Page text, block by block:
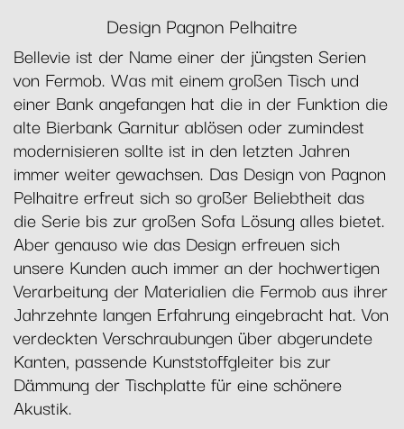
Design Pagnon Pelhaitre
Bellevie ist der Name einer der jüngsten Serien
von Fermob. Was mit einem großen Tisch und
einer Bank angefangen hat die in der Funktion die
alte Bierbank Garnitur ablösen oder zumindest
modernisieren sollte ist in den letzten Jahren
immer weiter gewachsen. Das Design von Pagnon
Pelhaitre erfreut sich so großer Beliebtheit das
die Serie bis zur großen Sofa Lösung alles bietet.
Aber genauso wie das Design erfreuen sich
unsere Kunden auch immer an der hochwertigen
Verarbeitung der Materialien die Fermob aus ihrer
Jahrzehnte langen Erfahrung eingebracht hat. Von
verdeckten Verschraubungen über abgerundete
Kanten, passende Kunststoffgleiter bis zur
Dämmung der Tischplatte für eine schönere
Akustik.